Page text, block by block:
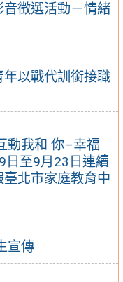
徵選活動－情緒
以戰代訓銜接職
動我和 你–幸福
日至9月23日連續
北市家庭教育中
宣傳